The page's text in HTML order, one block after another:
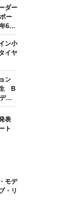
ダー
ー
6月
ン小
イヤ
ン
生 B
ン
表
ト
モデ
・リ